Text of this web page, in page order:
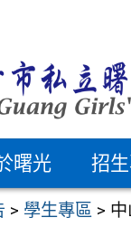
曙光 招
> 學生專區 >